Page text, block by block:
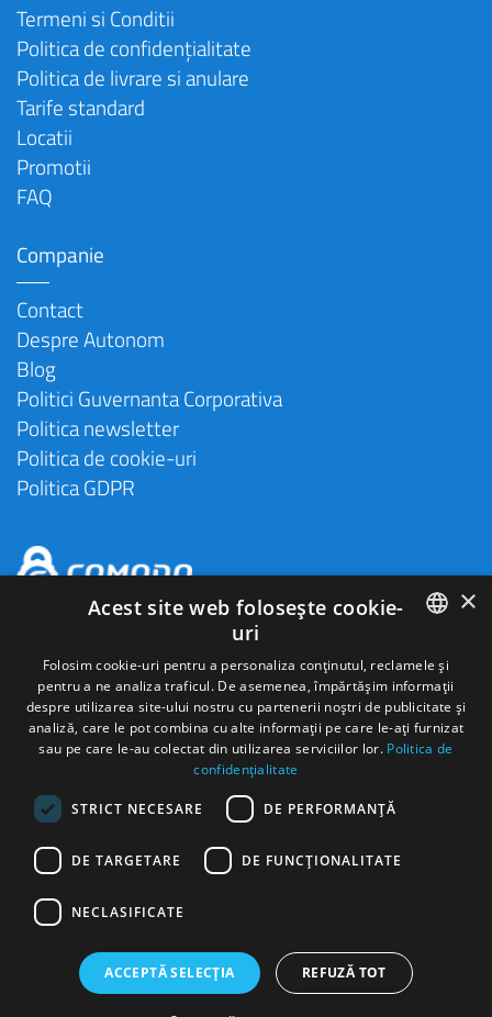
Termeni si Conditii
Politica de confidențialitate
Politica de livrare si anulare
Tarife standard
Locatii
Promotii
FAQ
Companie
Contact
Despre Autonom
Blog
Politici Guvernanta Corporativa
Politica newsletter
Politica de cookie-uri
Politica GDPR
Autonom Services S.A Cod de identificare fiscala 18433260
reg. comJ2006000280271
Activitate principală:Activităţi de închiriere şi leasing cu autoturisme şi
autovehicule rutiere uşoare, clasa CAEN 7711
Sediu social: Str. Fermelor Nr. 4, Piatra Neamt
Calea Floreasca, Nr. 131-137, Etaj 7, Sector 1, Bucuresti
07.07.2021, ISO 45001 3926 / 07.07.2021, eliberate de SRAC CERT SRL
Autorizatia pentru efectuarea transportului de persoane în regim de
ATPRI 0002822, eliberată de Autoritatea Rutieră Română
ROMANIAN
HUNGARIAN
ITALIAN
×
Acest site web folosește cookie-
uri
Folosim cookie-uri pentru a personaliza conținutul, reclamele și
pentru a ne analiza traficul. De asemenea, împărtășim informații
despre utilizarea site-ului nostru cu partenerii noștri de publicitate și
analiză, care le pot combina cu alte informații pe care le-ați furnizat
sau pe care le-au colectat din utilizarea serviciilor lor. Politica de
confidențialitate
STRICT NECESARE DE PERFORMANȚĂ
DE TARGETARE DE FUNCŢIONALITATE
NECLASIFICATE
ACCEPTĂ SELECȚIA REFUZĂ TOT